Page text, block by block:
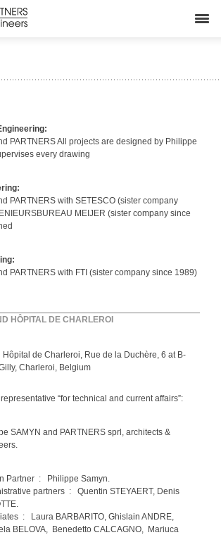
PARTNERS All projects are designed by Philippe
every drawing
PARTNERS with SETESCO (sister company
MEIJER (sister company since
PARTNERS with FTI (sister company since 1989)
HÔPITAL DE CHARLEROI
Hôpital de Charleroi, Rue de la Duchère, 6 at B-
Charleroi, Belgium
“for technical and current affairs”:
SAMYN and PARTNERS sprl, architects &
Partner : Philippe Samyn.
partners : Quentin STEYAERT, Denis
: Laura BARBARITO, Ghislain ANDRE,
BELOVA, Benedetto CALCAGNO, Mariuca